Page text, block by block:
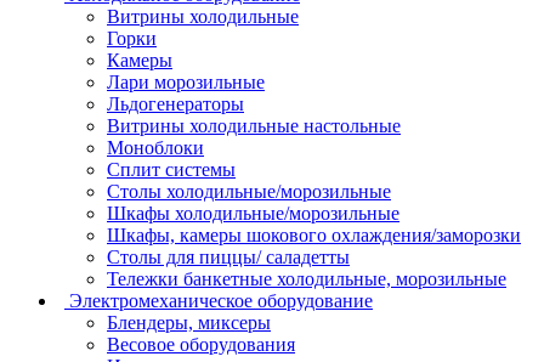
Витрины холодильные
Горки
Камеры
Лари морозильные
Льдогенераторы
Витрины холодильные настольные
Моноблоки
Сплит системы
Столы холодильные/морозильные
Шкафы холодильные/морозильные
Шкафы, камеры шокового охлаждения/заморозки
Столы для пиццы/ саладетты
Тележки банкетные холодильные, морозильные
Электромеханическое оборудование
Блендеры, миксеры
Весовое оборудования